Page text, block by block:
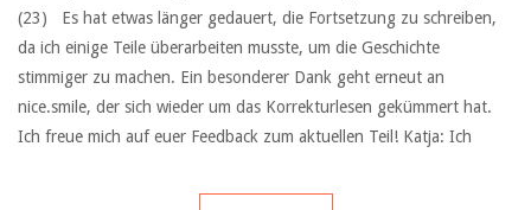
(23) Es hat etwas länger gedauert, die Fortsetzung zu schreiben,
da ich einige Teile überarbeiten musste, um die Geschichte
stimmiger zu machen. Ein besonderer Dank geht erneut an
nice.smile, der sich wieder um das Korrekturlesen gekümmert hat.
Ich freue mich auf euer Feedback zum aktuellen Teil! Katja: Ich